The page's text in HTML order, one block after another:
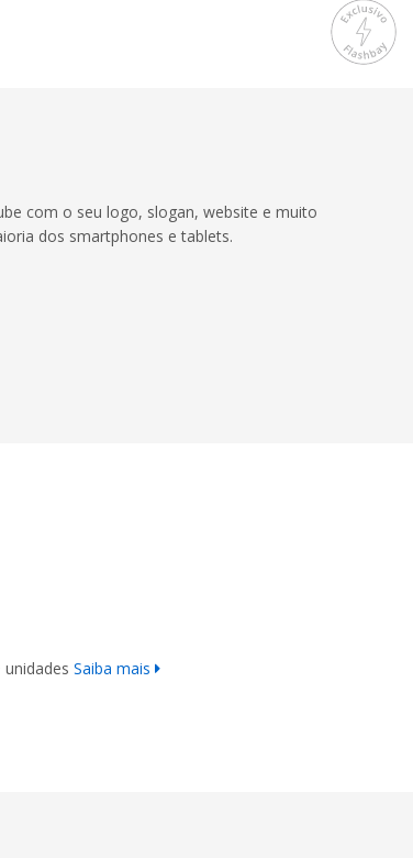
com o seu logo, slogan, website e muito
dos smartphones e tablets.
Saiba mais